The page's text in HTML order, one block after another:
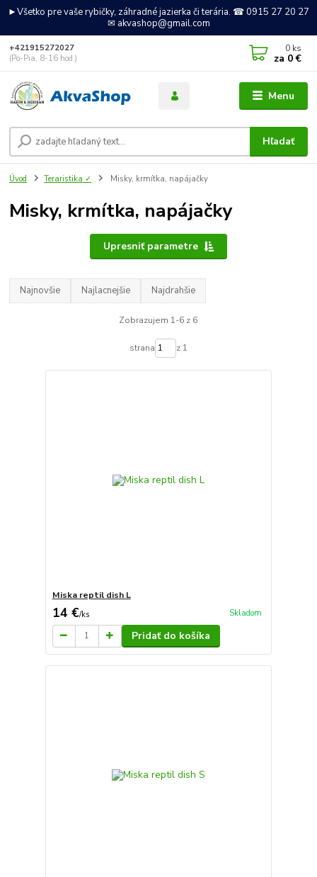
►Všetko pre vaše rybičky, záhradné jazierka či terária. ☎ 0915 27 20 27
✉ akvashop@gmail.com
Menu
Hľadať
+421915272027
(Po-Pia, 8-16 hod.)
0 ks
za 0 €
Úvod Teraristika ✓ Misky, krmítka, napájačky
Misky, krmítka, napájačky
Upresniť parametre
Najnovšie Najlacnejšie Najdrahšie
Zobrazujem 1-6 z 6
strana z 1
Miska reptil dish L
14 €/ks Skladom
Pridať do košíka